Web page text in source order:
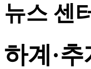
뉴스 센
하계·